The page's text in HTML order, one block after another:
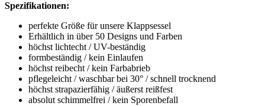
Spezifikationen:
perfekte Größe für unsere Klappsessel
Erhältlich in über 50 Designs und Farben
höchst lichtecht / UV-beständig
formbeständig / kein Einlaufen
höchst reibecht / kein Farbabrieb
pflegeleicht / waschbar bei 30° / schnell trocknend
höchst strapazierfähig / äußerst reißfest
absolut schimmelfrei / kein Sporenbefall